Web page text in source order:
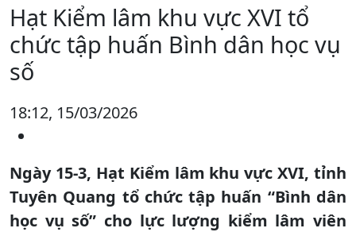
Hạt Kiểm lâm khu vực XVI tổ
chức tập huấn Bình dân học vụ
số
18:12, 15/03/2026
Ngày 15-3, Hạt Kiểm lâm khu vực XVI, tỉnh
Tuyên Quang tổ chức tập huấn “Bình dân
học vụ số” cho lực lượng kiểm lâm viên